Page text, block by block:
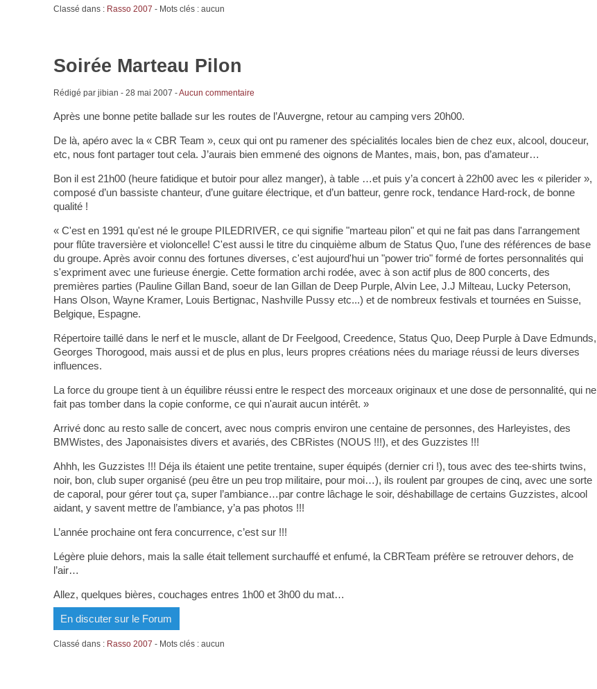
Classé dans : Rasso 2007 - Mots clés : aucun
Soirée Marteau Pilon
Rédigé par jibian - 28 mai 2007 -Aucun commentaire
Après une bonne petite ballade sur les routes de l’Auvergne, retour au camping vers 20h00.
De là, apéro avec la « CBR Team », ceux qui ont pu ramener des spécialités locales bien de chez eux, alcool, douceur,
etc, nous font partager tout cela. J’aurais bien emmené des oignons de Mantes, mais, bon, pas d’amateur…
Bon il est 21h00 (heure fatidique et butoir pour allez manger), à table …et puis y’a concert à 22h00 avec les « pilerider »,
composé d’un bassiste chanteur, d’une guitare électrique, et d’un batteur, genre rock, tendance Hard-rock, de bonne
qualité !
« C'est en 1991 qu'est né le groupe PILEDRIVER, ce qui signifie "marteau pilon" et qui ne fait pas dans l'arrangement
pour flûte traversière et violoncelle! C'est aussi le titre du cinquième album de Status Quo, l'une des références de base
du groupe. Après avoir connu des fortunes diverses, c'est aujourd'hui un "power trio" formé de fortes personnalités qui
s'expriment avec une furieuse énergie. Cette formation archi rodée, avec à son actif plus de 800 concerts, des
premières parties (Pauline Gillan Band, soeur de Ian Gillan de Deep Purple, Alvin Lee, J.J Milteau, Lucky Peterson,
Hans Olson, Wayne Kramer, Louis Bertignac, Nashville Pussy etc...) et de nombreux festivals et tournées en Suisse,
Belgique, Espagne.
Répertoire taillé dans le nerf et le muscle, allant de Dr Feelgood, Creedence, Status Quo, Deep Purple à Dave Edmunds,
Georges Thorogood, mais aussi et de plus en plus, leurs propres créations nées du mariage réussi de leurs diverses
influences.
La force du groupe tient à un équilibre réussi entre le respect des morceaux originaux et une dose de personnalité, qui ne
fait pas tomber dans la copie conforme, ce qui n'aurait aucun intérêt. »
Arrivé donc au resto salle de concert, avec nous compris environ une centaine de personnes, des Harleyistes, des
BMWistes, des Japonaisistes divers et avariés, des CBRistes (NOUS !!!), et des Guzzistes !!!
Ahhh, les Guzzistes !!! Déja ils étaient une petite trentaine, super équipés (dernier cri !), tous avec des tee-shirts twins,
noir, bon, club super organisé (peu être un peu trop militaire, pour moi…), ils roulent par groupes de cinq, avec une sorte
de caporal, pour gérer tout ça, super l’ambiance…par contre lâchage le soir, déshabillage de certains Guzzistes, alcool
aidant, y savent mettre de l’ambiance, y’a pas photos !!!
L’année prochaine ont fera concurrence, c’est sur !!!
Légère pluie dehors, mais la salle était tellement surchauffé et enfumé, la CBRTeam préfère se retrouver dehors, de
l’air…
Allez, quelques bières, couchages entres 1h00 et 3h00 du mat…
En discuter sur le Forum
Classé dans : Rasso 2007 - Mots clés : aucun